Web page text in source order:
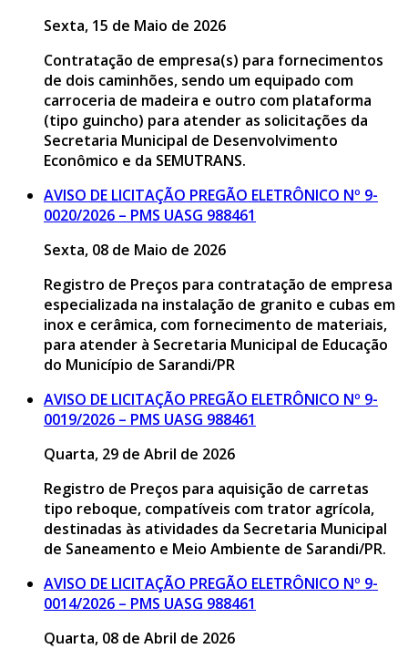
Sexta, 15 de Maio de 2026
Contratação de empresa(s) para fornecimentos
de dois caminhões, sendo um equipado com
carroceria de madeira e outro com plataforma
(tipo guincho) para atender as solicitações da
Secretaria Municipal de Desenvolvimento
Econômico e da SEMUTRANS.
AVISO DE LICITAÇÃO PREGÃO ELETRÔNICO Nº 9-
0020/2026 – PMS UASG 988461
Sexta, 08 de Maio de 2026
Registro de Preços para contratação de empresa
especializada na instalação de granito e cubas em
inox e cerâmica, com fornecimento de materiais,
para atender à Secretaria Municipal de Educação
do Município de Sarandi/PR
AVISO DE LICITAÇÃO PREGÃO ELETRÔNICO Nº 9-
0019/2026 – PMS UASG 988461
Quarta, 29 de Abril de 2026
Registro de Preços para aquisição de carretas
tipo reboque, compatíveis com trator agrícola,
destinadas às atividades da Secretaria Municipal
de Saneamento e Meio Ambiente de Sarandi/PR.
AVISO DE LICITAÇÃO PREGÃO ELETRÔNICO Nº 9-
0014/2026 – PMS UASG 988461
Quarta, 08 de Abril de 2026